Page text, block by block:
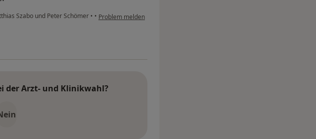
Szabo und Peter Schömer • • Problem melden
der Arzt- und Klinikwahl?